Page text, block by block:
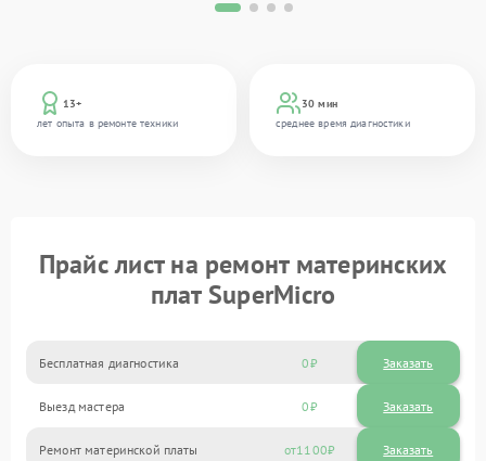
13+
лет опыта в ремонте техники
30 мин
среднее время диагностики
Прайс лист на ремонт материнских
плат SuperMicro
Бесплатная диагностика 0 Заказать
Выезд мастера 0 Заказать
Ремонт материнской платы 1100